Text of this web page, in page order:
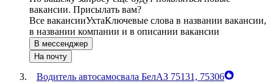
вакансии. Присылать вам?
Все вакансииУхтаКлючевые слова в названии вакансии,
в названии компании и в описании вакансии
В мессенджер
На почту
Водитель автосамосвала БелАЗ 75131, 75306